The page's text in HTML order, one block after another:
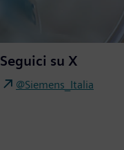
Seguici su X
@Siemens_Italia